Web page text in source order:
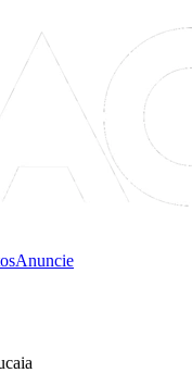
Anuncie